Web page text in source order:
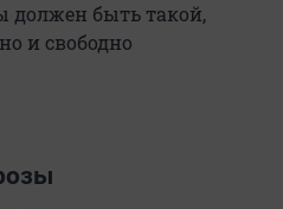
должен быть такой,
и свободно